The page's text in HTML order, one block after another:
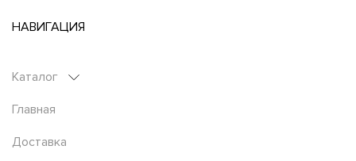
НАВИГАЦИЯ
Каталог
Главная
Доставка